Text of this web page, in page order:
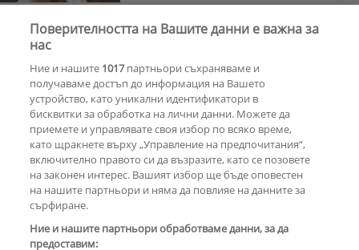
приятелки
РЕКЛАМА
КОМЕНТАРИ
Поверителността на Вашите данни е важна за
нас
Ние и нашите 1017партньори съхраняваме и
получаваме достъп до информация на Вашето
устройство, като уникални идентификатори в
бисквитки за обработка на лични данни. Можете да
приемете и управлявате своя избор по всяко време,
като щракнете върху „Управление на предпочитания“,
включително правото си да възразите, като се позовете
на законен интерес. Вашият избор ще бъде оповестен
на нашите партньори и няма да повлияе на данните за
сърфиране.
Ние и нашите партньори обработваме данни, за да
предоставим: